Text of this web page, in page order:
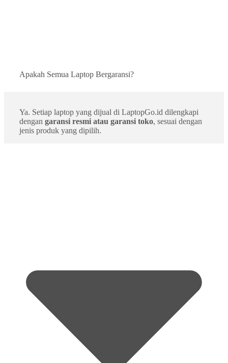
Apakah Semua Laptop Bergaransi?
Ya. Setiap laptop yang dijual di LaptopGo.id dilengkapi
dengan garansi resmi atau garansi toko, sesuai dengan
jenis produk yang dipilih.